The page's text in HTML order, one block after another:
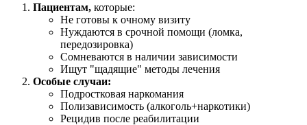
Пациентам, которые:
Не готовы к очному визиту
Нуждаются в срочной помощи (ломка,
передозировка)
Сомневаются в наличии зависимости
Ищут "щадящие" методы лечения
Особые случаи:
Подростковая наркомания
Полизависимость (алкоголь+наркотики)
Рецидив после реабилитации